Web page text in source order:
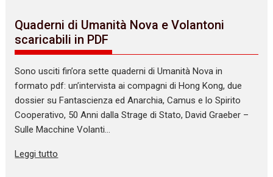
Quaderni di Umanità Nova e Volantoni
scaricabili in PDF
Sono usciti fin’ora sette quaderni di Umanità Nova in
formato pdf: un’intervista ai compagni di Hong Kong, due
dossier su Fantascienza ed Anarchia, Camus e lo Spirito
Cooperativo, 50 Anni dalla Strage di Stato, David Graeber –
Sulle Macchine Volanti…
Leggi tutto